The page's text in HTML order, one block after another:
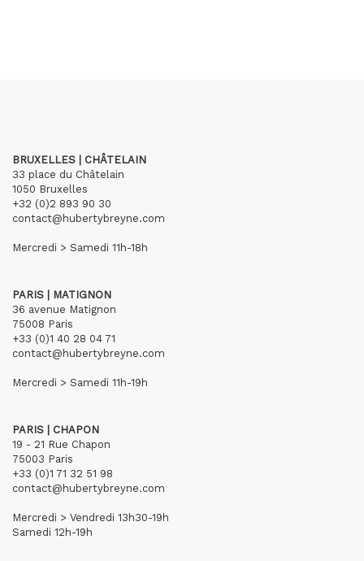
BRUXELLES | CHÂTELAIN
33 place du Châtelain
1050 Bruxelles
+32 (0)2 893 90 30
contact@hubertybreyne.com
Mercredi > Samedi 11h-18h
PARIS | MATIGNON
36 avenue Matignon
75008 Paris
+33 (0)1 40 28 04 71
contact@hubertybreyne.com
Mercredi > Samedi 11h-19h
PARIS | CHAPON
19 - 21 Rue Chapon
75003 Paris
+33 (0)1 71 32 51 98
contact@hubertybreyne.com
Mercredi > Vendredi 13h30-19h
Samedi 12h-19h